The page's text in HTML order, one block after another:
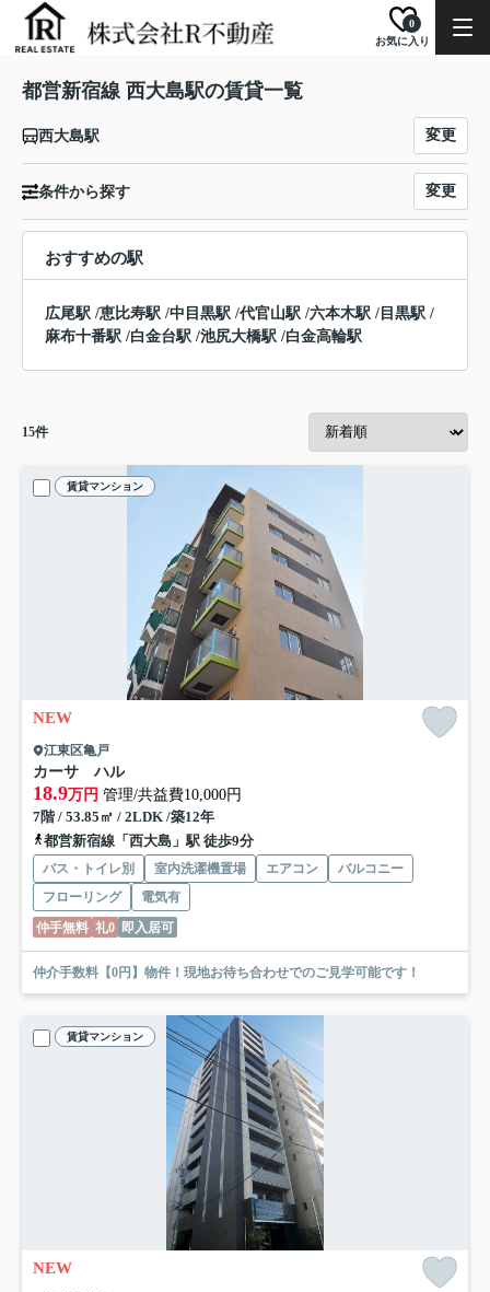
お気に入り
0
都営新宿線 西大島駅の賃貸一覧
西大島駅 変更
条件から探す 変更
おすすめの駅
広尾駅 /恵比寿駅 /中目黒駅 /代官山駅 /六本木駅 / 目黒駅 /
麻布十番駅 /白金台駅 /池尻大橋駅 /白金高輪駅
15件
賃貸マンション
NEW
江東区亀戸
カーサ ハル
18.9万円 管理/共益費10,000円
7階 / 53.85㎡ / 2LDK /築12年
都営新宿線「西大島」駅 徒歩9分
バス・トイレ別 室内洗濯機置場 エアコン
バルコニー
フローリング
電気有
仲手無料 礼0 即入居可
仲介手数料【0円】物件！現地お待ち合わせでのご見学可能です！
賃貸マンション
NEW